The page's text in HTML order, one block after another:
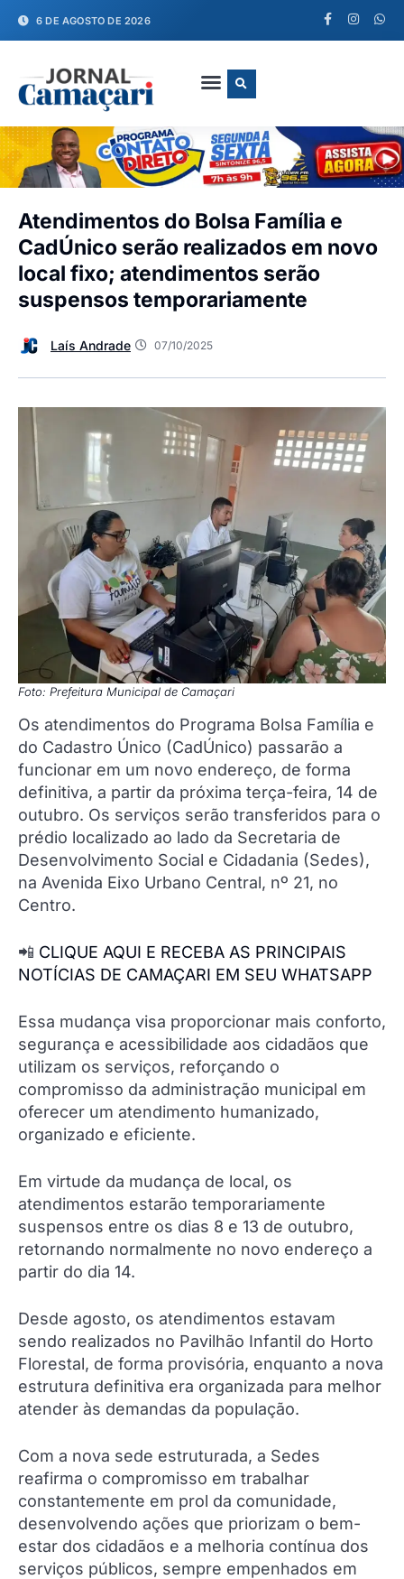
6 DE AGOSTO DE 2026
Atendimentos do Bolsa Família e
CadÚnico serão realizados em novo
local fixo; atendimentos serão
suspensos temporariamente
Laís Andrade 07/10/2025
Foto: Prefeitura Municipal de Camaçari
Os atendimentos do Programa Bolsa Família e
do Cadastro Único (CadÚnico) passarão a
funcionar em um novo endereço, de forma
definitiva, a partir da próxima terça-feira, 14 de
outubro. Os serviços serão transferidos para o
prédio localizado ao lado da Secretaria de
Desenvolvimento Social e Cidadania (Sedes),
na Avenida Eixo Urbano Central, nº 21, no
Centro.
📲 CLIQUE AQUI E RECEBA AS PRINCIPAIS
NOTÍCIAS DE CAMAÇARI EM SEU WHATSAPP
Essa mudança visa proporcionar mais conforto,
segurança e acessibilidade aos cidadãos que
utilizam os serviços, reforçando o
compromisso da administração municipal em
oferecer um atendimento humanizado,
organizado e eficiente.
Em virtude da mudança de local, os
atendimentos estarão temporariamente
suspensos entre os dias 8 e 13 de outubro,
retornando normalmente no novo endereço a
partir do dia 14.
Desde agosto, os atendimentos estavam
sendo realizados no Pavilhão Infantil do Horto
Florestal, de forma provisória, enquanto a nova
estrutura definitiva era organizada para melhor
atender às demandas da população.
Com a nova sede estruturada, a Sedes
reafirma o compromisso em trabalhar
constantemente em prol da comunidade,
desenvolvendo ações que priorizam o bem-
estar dos cidadãos e a melhoria contínua dos
serviços públicos, sempre empenhados em